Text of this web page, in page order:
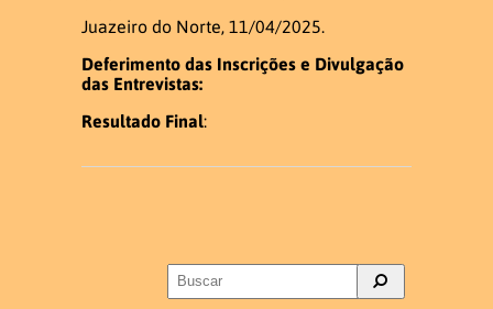
Juazeiro do Norte, 11/04/2025.
Deferimento das Inscrições e Divulgação
das Entrevistas:
Resultado Final: